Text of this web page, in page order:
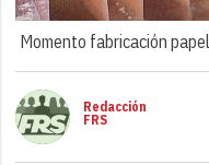
Momento fabricación
Redacción
FRS